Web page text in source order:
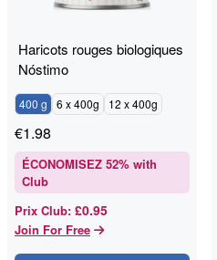
Haricots rouges biologiques
Nóstimo
400 g 6 x 400g 12 x 400g
€1.98
ÉCONOMISEZ 52% with
Club
Prix Club: £0.95
Join For Free